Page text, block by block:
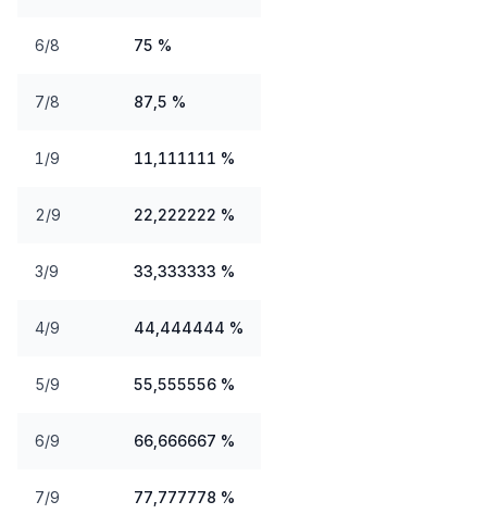
6/8 75 %
7/8 87,5 %
1/9 11,111111 %
2/9 22,222222 %
3/9 33,333333 %
4/9 44,444444 %
5/9 55,555556 %
6/9 66,666667 %
7/9 77,777778 %